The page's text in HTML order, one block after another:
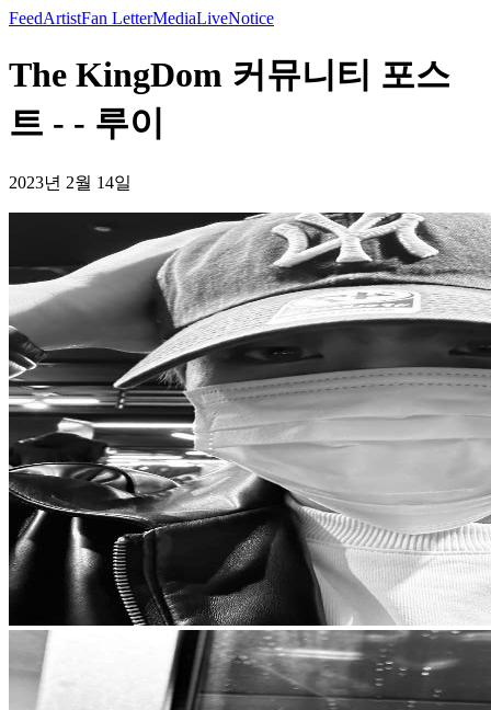
FeedArtistFan LetterMediaLiveNotice
The KingDom 커뮤니티 포스
트 - - 루이
2023년 2월 14일